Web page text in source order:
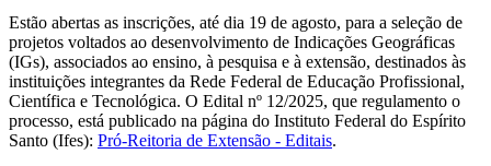
Estão abertas as inscrições, até dia 19 de agosto, para a seleção de
projetos voltados ao desenvolvimento de Indicações Geográficas
(IGs), associados ao ensino, à pesquisa e à extensão, destinados às
instituições integrantes da Rede Federal de Educação Profissional,
Científica e Tecnológica. O Edital nº 12/2025, que regulamento o
processo, está publicado na página do Instituto Federal do Espírito
Santo (Ifes): Pró-Reitoria de Extensão - Editais.